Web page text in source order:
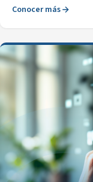
Conocer más